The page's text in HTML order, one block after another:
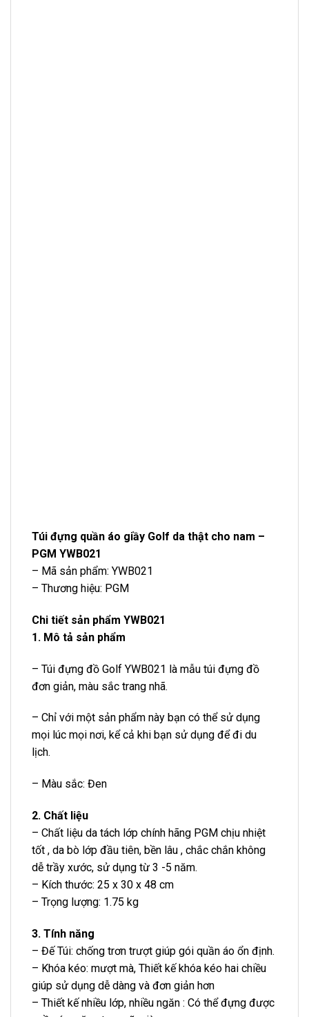
Túi đựng quần áo giầy Golf da thật cho nam –
PGM YWB021
– Mã sản phẩm: YWB021
– Thương hiệu: PGM
Chi tiết sản phẩm YWB021
1. Mô tả sản phẩm
– Túi đựng đồ Golf YWB021 là mẫu túi đựng đồ
đơn giản, màu sắc trang nhã.
– Chỉ với một sản phẩm này bạn có thể sử dụng
mọi lúc mọi nơi, kể cả khi bạn sử dụng để đi du
lịch.
– Màu sắc: Đen
2. Chất liệu
– Chất liệu da tách lớp chính hãng PGM chịu nhiệt
tốt , da bò lớp đầu tiên, bền lâu , chắc chắn không
dễ trầy xước, sử dụng từ 3 -5 năm.
– Kích thước: 25 x 30 x 48 cm
– Trọng lượng: 1.75 kg
3. Tính năng
– Đế Túi: chống trơn trượt giúp gói quần áo ổn định.
– Khóa kéo: mượt mà, Thiết kế khóa kéo hai chiều
giúp sử dụng dễ dàng và đơn giản hơn
– Thiết kế nhiều lớp, nhiều ngăn : Có thể đựng được